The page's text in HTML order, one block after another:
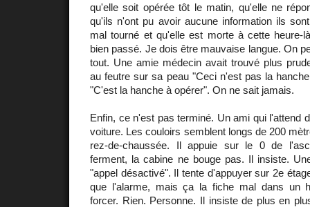
qu'elle soit opérée tôt le matin, qu'elle ne
qu'ils n'ont pu avoir aucune information ils
mal tourné et qu'elle est morte à cette heure-
bien passé. Je dois être mauvaise langue. On
tout. Une amie médecin avait trouvé plus
au feutre sur sa peau "Ceci n'est pas la
"C'est la hanche à opérer". On ne sait jamais.
Enfin, ce n'est pas terminé. Un ami qui l'attend
voiture. Les couloirs semblent longs de 200
rez-de-chaussée. Il appuie sur le 0 de
ferment, la cabine ne bouge pas. Il insiste.
"appel désactivé". Il tente d'appuyer sur 2e
que l'alarme, mais ça la fiche mal dans un
forcer. Rien. Personne. Il insiste de plus en